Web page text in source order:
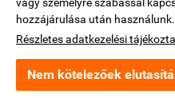
hozzájárulása után használunk.
Részletes adatkezelési
Nem kötelezőek
Elérhetőségek